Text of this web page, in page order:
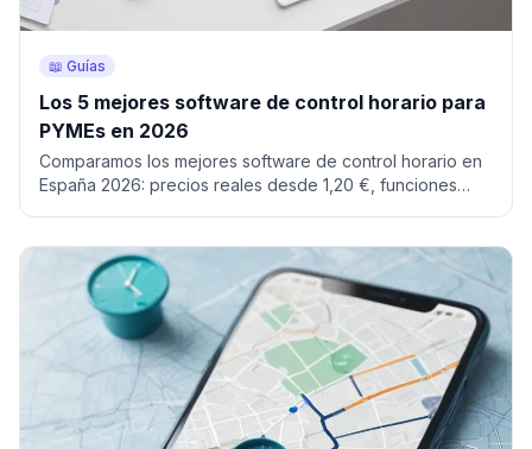
📖 Guías
Los 5 mejores software de control horario para
PYMEs en 2026
Comparamos los mejores software de control horario en
España 2026: precios reales desde 1,20 €, funciones